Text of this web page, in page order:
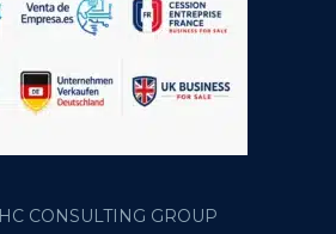
CONSULTING GROUP